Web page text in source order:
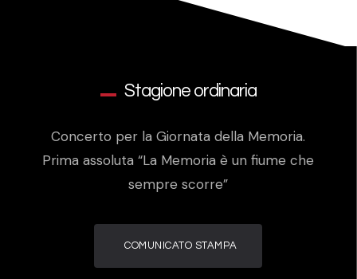
Stagione ordinaria
Concerto per la Giornata della Memoria.
Prima assoluta “La Memoria è un fiume che
sempre scorre”
COMUNICATO STAMPA